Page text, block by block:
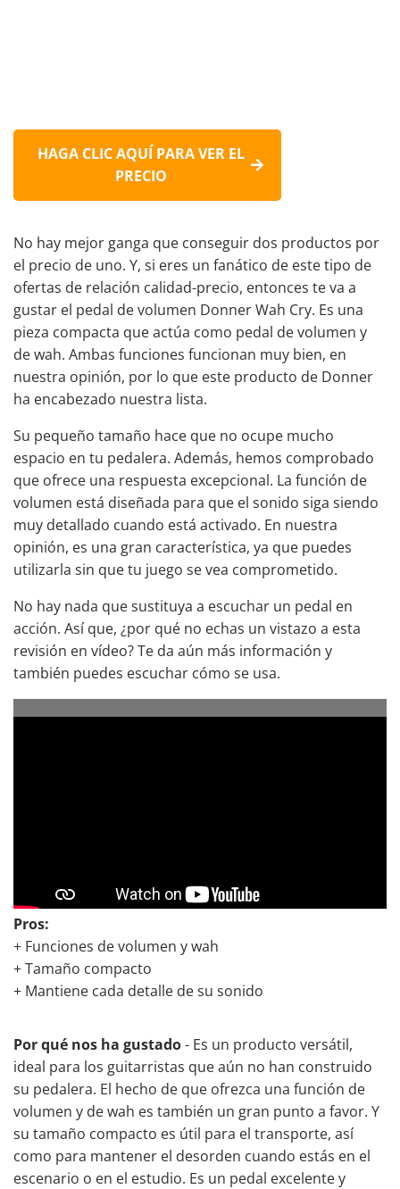
HAGA CLIC AQUÍ PARA VER EL
PRECIO
No hay mejor ganga que conseguir dos productos por
el precio de uno. Y, si eres un fanático de este tipo de
ofertas de relación calidad-precio, entonces te va a
gustar el pedal de volumen Donner Wah Cry. Es una
pieza compacta que actúa como pedal devolumen y
dewah. Ambas funciones funcionan muy bien, en
nuestra opinión, por lo que este producto de Donner
ha encabezado nuestra lista.
Su pequeño tamaño hace que no ocupe mucho
espacio en tu pedalera. Además, hemos comprobado
que ofrece una respuesta excepcional. La función de
volumen está diseñada para que el sonido siga siendo
muy detallado cuando está activado. En nuestra
opinión, es una gran característica, ya que puedes
utilizarla sin que tu juego se vea comprometido.
No hay nada que sustituya a escuchar un pedal en
acción. Así que, ¿por qué no echas un vistazo a esta
revisión en vídeo? Te da aún más información y
también puedes escuchar cómo se usa.
Pros:
+ Funciones de volumen y wah
+ Tamaño compacto
+ Mantiene cada detalle de su sonido
Por qué nos ha gustado- Es un producto versátil,
ideal para los guitarristas que aún no han construido
su pedalera. El hecho de que ofrezca una función de
volumen y de wah es también un gran punto a favor. Y
su tamaño compacto es útil para el transporte, así
como para mantener el desorden cuando estás en el
escenario o en el estudio. Es un pedal excelente y